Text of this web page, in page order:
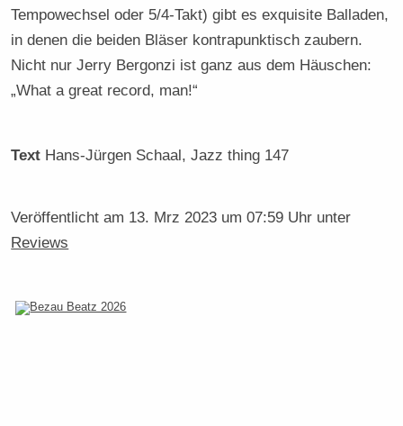
Tempowechsel oder 5/4-Takt) gibt es exquisite Balladen,
in denen die beiden Bläser kontrapunktisch zaubern.
Nicht nur Jerry Bergonzi ist ganz aus dem Häuschen:
„What a great record, man!“
Text Hans-Jürgen Schaal, Jazz thing 147
Veröffentlicht am 13. Mrz 2023 um 07:59 Uhr unter
Reviews